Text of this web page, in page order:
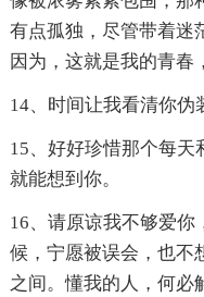
有点孤独，尽管带着迷
因为，这就是我的青春
14、时间让我看清你伪
15、好好珍惜那个每天
就能想到你。
16、请原谅我不够爱
候，宁愿被误会，也不
之间。懂我的人，何必